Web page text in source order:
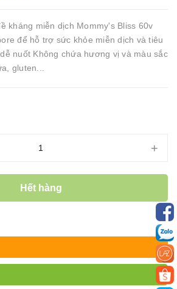
kháng miễn dịch Mommy's Bliss 60v
để hỗ trợ sức khỏe miễn dịch và tiêu
nuốt Không chứa hương vị và màu sắc
gluten...
+
Hết hàng